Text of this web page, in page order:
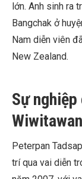
lớn. Anh sinh ra
Bangchak ở
Nam diễn viên
New Zealand.
Sự
Wiwitawan
Peterpan
trí qua vai diễn